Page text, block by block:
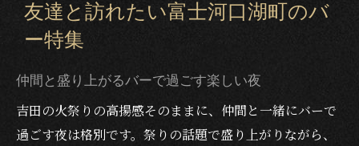
友達と訪れたい富士河口湖町のバ
ー特集
仲間と盛り上がるバーで過ごす楽しい夜
吉田の火祭りの高揚感そのままに、仲間と一緒にバーで
過ごす夜は格別です。祭りの話題で盛り上がりながら、